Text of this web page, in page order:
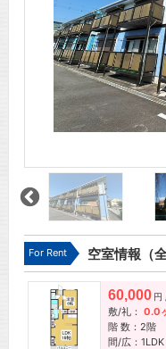
For Rent 空室情報（
60,000 円
敷/礼： 0.0
階 数：2階
間/広：